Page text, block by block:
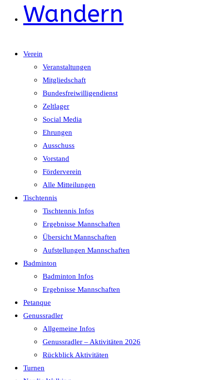
Wandern
Verein
Veranstaltungen
Mitgliedschaft
Bundesfreiwilligendienst
Zeltlager
Social Media
Ehrungen
Ausschuss
Vorstand
Förderverein
Alle Mitteilungen
Tischtennis
Tischtennis Infos
Ergebnisse Mannschaften
Übersicht Mannschaften
Aufstellungen Mannschaften
Badminton
Badminton Infos
Ergebnisse Mannschaften
Petanque
Genussradler
Allgemeine Infos
Genussradler – Aktivitäten 2026
Rückblick Aktivitäten
Turnen